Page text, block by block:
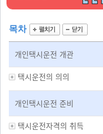
목차
개인택시운전 개관
택시운전의 의의
개인택시운전 준비
택시운전자격의 취득